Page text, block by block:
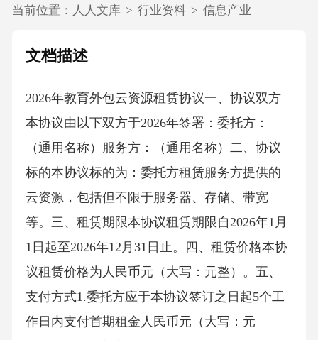
当前位置： 人人文库 > 行业资料 > 信息产业
文档描述
2026年教育外包云资源租赁协议一、协议双方
本协议由以下双方于2026年签署：委托方：
（通用名称）服务方：（通用名称）二、协议
标的本协议标的为：委托方租赁服务方提供的
云资源，包括但不限于服务器、存储、带宽
等。三、租赁期限本协议租赁期限自2026年1月
1日起至2026年12月31日止。四、租赁价格本协
议租赁价格为人民币元（大写：元整）。五、
支付方式1.委托方应于本协议签订之日起5个工
作日内支付首期租金人民币元（大写：元